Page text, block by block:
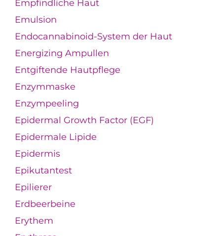
Empfindliche Haut
Emulsion
Endocannabinoid-System der Haut
Energizing Ampullen
Entgiftende Hautpflege
Enzymmaske
Enzympeeling
Epidermal Growth Factor (EGF)
Epidermale Lipide
Epidermis
Epikutantest
Epilierer
Erdbeerbeine
Erythem